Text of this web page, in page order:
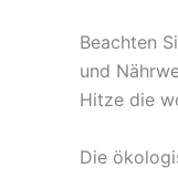
Beachten
und
Hitze die
Die